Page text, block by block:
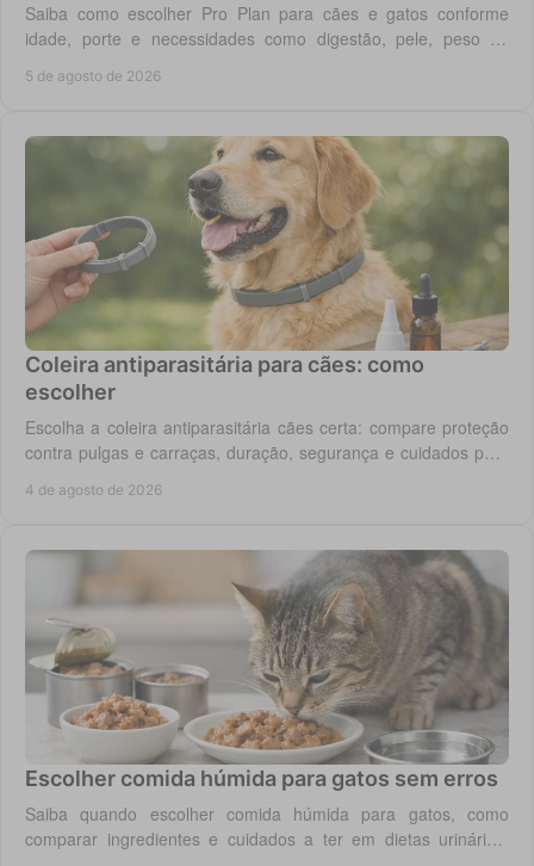
Saiba como escolher Pro Plan para cães e gatos conforme
idade, porte e necessidades como digestão, pele, peso ou
5 de agosto de 2026
Coleira antiparasitária para cães: como
escolher
Escolha a coleira antiparasitária cães certa: compare proteção
contra pulgas e carraças, duração, segurança e cuidados para
4 de agosto de 2026
Escolher comida húmida para gatos sem erros
Saiba quando escolher comida húmida para gatos, como
comparar ingredientes e cuidados a ter em dietas urinárias,